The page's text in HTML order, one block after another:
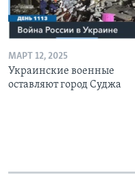
МАРТ 12, 2025
Украинские военные
оставляют город Суджа